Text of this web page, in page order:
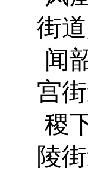
街
闻
宫
稷
陵